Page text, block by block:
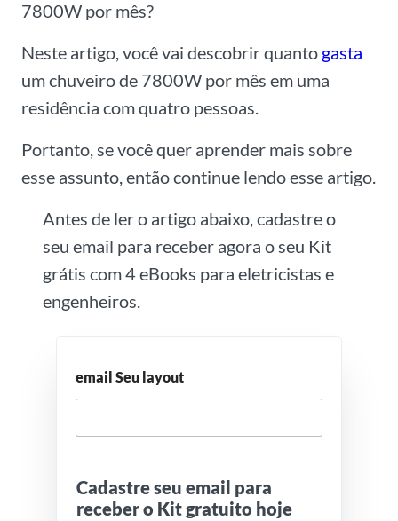
7800W por mês?
Neste artigo, você vai descobrir quanto gasta
um chuveiro de 7800W por mês em uma
residência com quatro pessoas.
Portanto, se você quer aprender mais sobre
esse assunto, então continue lendo esse artigo.
Antes de ler o artigo abaixo, cadastre o
seu email para receber agora o seu Kit
grátis com 4 eBooks para eletricistas e
engenheiros.
email Seu layout
Cadastre seu email para
receber o Kit gratuito hoje